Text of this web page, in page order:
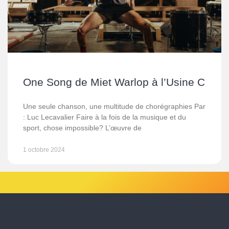
One Song de Miet Warlop à l’Usine C
Une seule chanson, une multitude de chorégraphies Par
: Luc Lecavalier Faire à la fois de la musique et du
sport, chose impossible? L’œuvre de
1 octobre 2024